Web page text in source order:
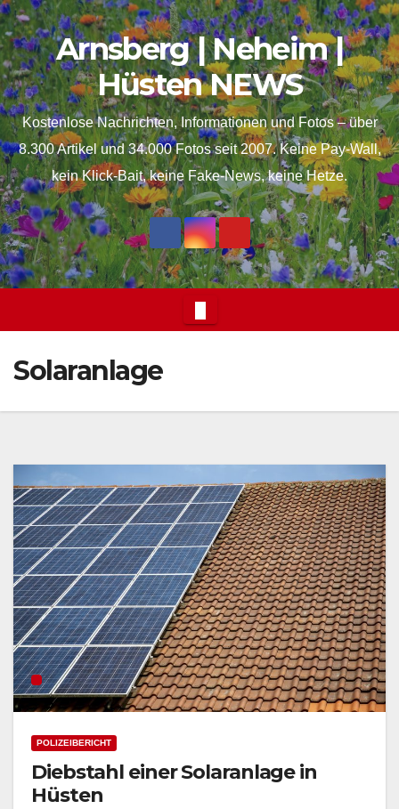
springen
Skip
to
content
Arnsberg | Neheim |
Hüsten NEWS
Kostenlose Nachrichten, Informationen und Fotos – über
8.300 Artikel und 34.000 Fotos seit 2007. Keine Pay-Wall,
kein Klick-Bait, keine Fake-News, keine Hetze.
Solaranlage
POLIZEIBERICHT
Diebstahl einer Solaranlage in
Hüsten